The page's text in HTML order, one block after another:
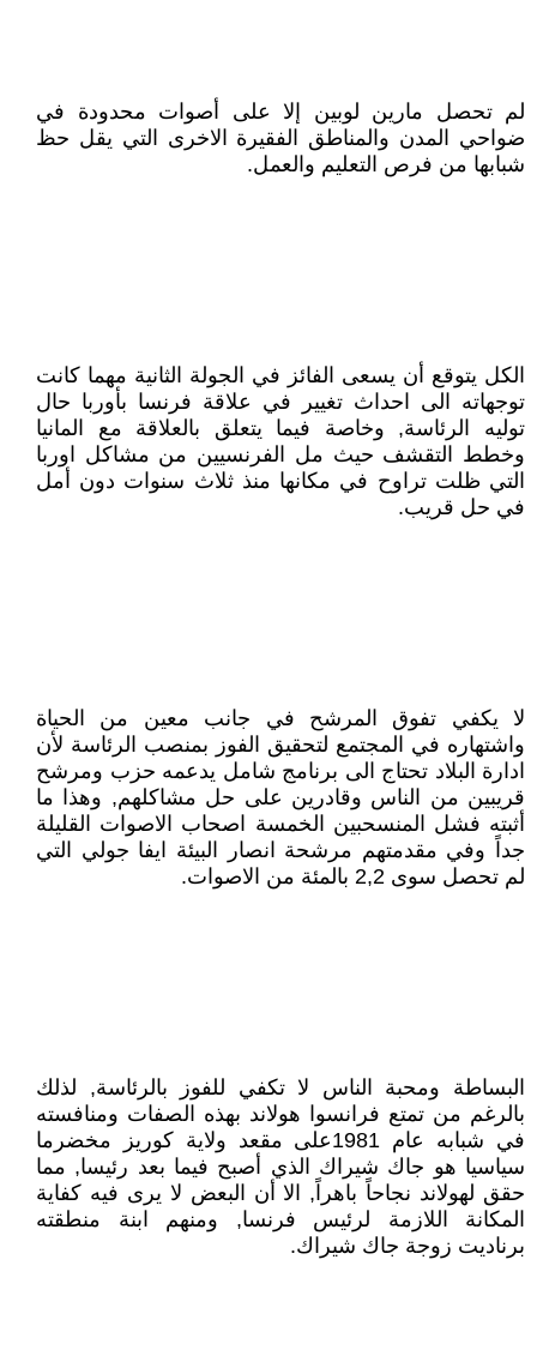
لم تحصل مارين لوبين إلا على أصوات محدودة في
ضواحي المدن والمناطق الفقيرة الاخرى التي يقل حظ
شبابها من فرص التعليم والعمل.
الكل يتوقع أن يسعى الفائز في الجولة الثانية مهما كانت
توجهاته الى احداث تغيير في علاقة فرنسا بأوربا حال
توليه الرئاسة, وخاصة فيما يتعلق بالعلاقة مع المانيا
وخطط التقشف حيث مل الفرنسيين من مشاكل اوربا
التي ظلت تراوح في مكانها منذ ثلاث سنوات دون أمل
في حل قريب.
لا يكفي تفوق المرشح في جانب معين من الحياة
واشتهاره في المجتمع لتحقيق الفوز بمنصب الرئاسة لأن
ادارة البلاد تحتاج الى برنامج شامل يدعمه حزب ومرشح
قريبين من الناس وقادرين على حل مشاكلهم, وهذا ما
أثبته فشل المنسحبين الخمسة اصحاب الاصوات القليلة
جداً وفي مقدمتهم مرشحة انصار البيئة ايفا جولي التي
لم تحصل سوى 2,2 بالمئة من الاصوات.
البساطة ومحبة الناس لا تكفي للفوز بالرئاسة, لذلك
بالرغم من تمتع فرانسوا هولاند بهذه الصفات ومنافسته
في شبابه عام 1981على مقعد ولاية كوريز مخضرما
سياسيا هو جاك شيراك الذي أصبح فيما بعد رئيسا, مما
حقق لهولاند نجاحاً باهراً, الا أن البعض لا يرى فيه كفاية
المكانة اللازمة لرئيس فرنسا, ومنهم ابنة منطقته
برناديت زوجة جاك شيراك.